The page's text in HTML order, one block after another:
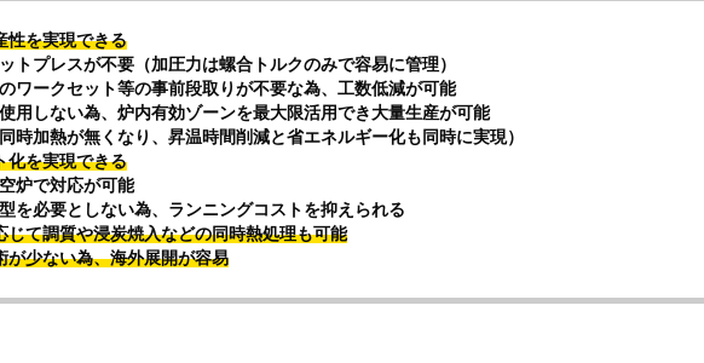
性を実現できる
トプレスが不要（加圧力は螺合トルクのみで容易に管理）
ワークセット等の事前段取りが不要な為、工数低減が可能
用しない為、炉内有効ゾーンを最大限活用でき大量生産が可能
同時加熱が無くなり、昇温時間削減と省エネルギー化も同時に実現）
化を実現できる
炉で対応が可能
を必要としない為、ランニングコストを抑えられる
じて調質や浸炭焼入などの同時熱処理も可能
が少ない為、海外展開が容易